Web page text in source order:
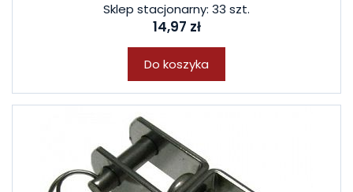
Sklep stacjonarny: 33 szt.
14,97 zł
Do koszyka